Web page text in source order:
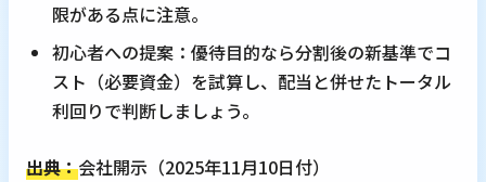
限がある点に注意。
初心者への提案：優待目的なら分割後の新基準でコ
スト（必要資金）を試算し、配当と併せたトータル
利回りで判断しましょう。
出典：会社開示（2025年11月10日付）